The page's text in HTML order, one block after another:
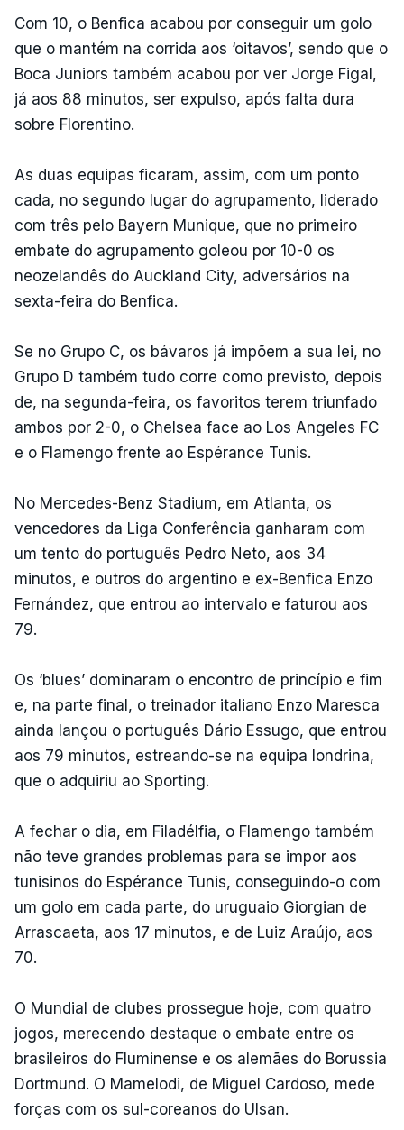
Com 10, o Benfica acabou por conseguir um golo
que o mantém na corrida aos ‘oitavos’, sendo que o
Boca Juniors também acabou por ver Jorge Figal,
já aos 88 minutos, ser expulso, após falta dura
sobre Florentino.
As duas equipas ficaram, assim, com um ponto
cada, no segundo lugar do agrupamento, liderado
com três pelo Bayern Munique, que no primeiro
embate do agrupamento goleou por 10-0 os
neozelandês do Auckland City, adversários na
sexta-feira do Benfica.
Se no Grupo C, os bávaros já impõem a sua lei, no
Grupo D também tudo corre como previsto, depois
de, na segunda-feira, os favoritos terem triunfado
ambos por 2-0, o Chelsea face ao Los Angeles FC
e o Flamengo frente ao Espérance Tunis.
No Mercedes-Benz Stadium, em Atlanta, os
vencedores da Liga Conferência ganharam com
um tento do português Pedro Neto, aos 34
minutos, e outros do argentino e ex-Benfica Enzo
Fernández, que entrou ao intervalo e faturou aos
79.
Os ‘blues’ dominaram o encontro de princípio e fim
e, na parte final, o treinador italiano Enzo Maresca
ainda lançou o português Dário Essugo, que entrou
aos 79 minutos, estreando-se na equipa londrina,
que o adquiriu ao Sporting.
A fechar o dia, em Filadélfia, o Flamengo também
não teve grandes problemas para se impor aos
tunisinos do Espérance Tunis, conseguindo-o com
um golo em cada parte, do uruguaio Giorgian de
Arrascaeta, aos 17 minutos, e de Luiz Araújo, aos
70.
O Mundial de clubes prossegue hoje, com quatro
jogos, merecendo destaque o embate entre os
brasileiros do Fluminense e os alemães do Borussia
Dortmund. O Mamelodi, de Miguel Cardoso, mede
forças com os sul-coreanos do Ulsan.